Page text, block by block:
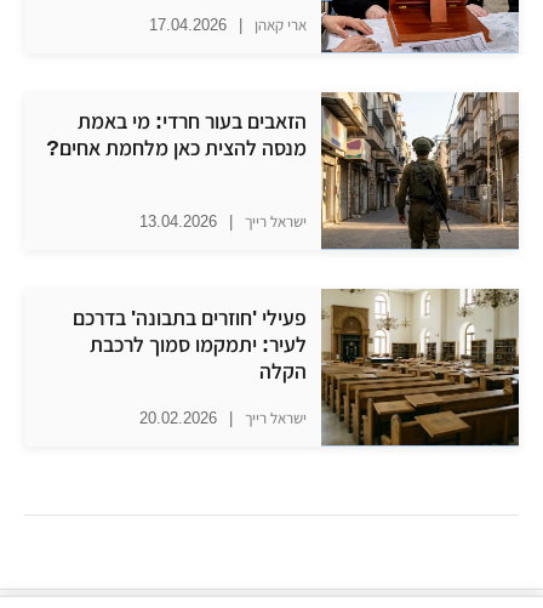
ארי קאהן |
17.04.2026
הזאבים בעור חרדי: מי באמת
מנסה להצית כאן מלחמת אחים?
ישראל רייך |
13.04.2026
פעילי 'חוזרים בתבונה' בדרכם
לעיר: יתמקמו סמוך לרכבת
הקלה
ישראל רייך |
20.02.2026